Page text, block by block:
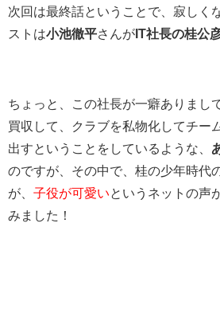
次回は最終話ということで、寂しく
ストは小池徹平さんがIT社長の桂公
ちょっと、この社長が一癖ありまし
買収して、クラブを私物化してチー
出すということをしているような、
のですが、その中で、桂の少年時代
が、 子役が可愛い というネットの声
みました！